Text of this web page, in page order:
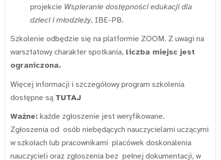
projekcie Wspieranie dostępności edukacji dla
dzieci i młodzieży, IBE-PB.
Szkolenie odbędzie się na platformie ZOOM. Z uwagi na
warsztatowy charakter spotkania, liczba miejsc jest
ograniczona.
Więcej informacji i szczegółowy program szkolenia
dostępne są TUTAJ
Ważne: każde zgłoszenie jest weryfikowane.
Zgłoszenia od osób niebędących nauczycielami uczącymi
w szkołach lub pracownikami placówek doskonalenia
nauczycieli oraz zgłoszenia bez pełnej dokumentacji, w